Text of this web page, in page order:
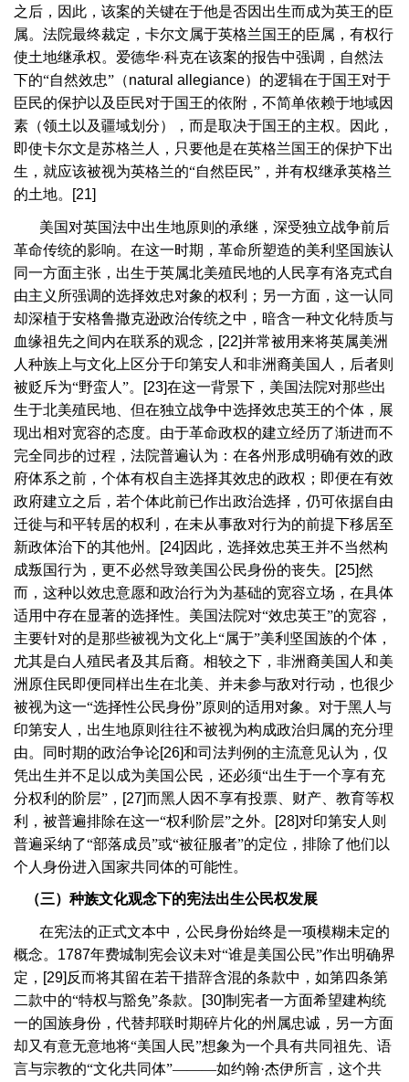
之后，因此，该案的关键在于他是否因出生而成为英王的臣
属。法院最终裁定，卡尔文属于英格兰国王的臣属，有权行
使土地继承权。爱德华·科克在该案的报告中强调，自然法
下的“自然效忠”（natural allegiance）的逻辑在于国王对于
臣民的保护以及臣民对于国王的依附，不简单依赖于地域因
素（领土以及疆域划分），而是取决于国王的主权。因此，
即使卡尔文是苏格兰人，只要他是在英格兰国王的保护下出
生，就应该被视为英格兰的“自然臣民”，并有权继承英格兰
的土地。
[21]
美国对英国法中出生地原则的承继，深受独立战争前后
革命传统的影响。在这一时期，革命所塑造的美利坚国族认
同一方面主张，出生于英属北美殖民地的人民享有洛克式自
由主义所强调的选择效忠对象的权利；另一方面，这一认同
却深植于安格鲁撒克逊政治传统之中，暗含一种文化特质与
血缘祖先之间内在联系的观念， [22]并常被用来将英属美洲
人种族上与文化上区分于印第安人和非洲裔美国人，后者则
被贬斥为“野蛮人”。
[23]在这一背景下，美国法院对那些出
生于北美殖民地、但在独立战争中选择效忠英王的个体，展
现出相对宽容的态度。由于革命政权的建立经历了渐进而不
完全同步的过程，法院普遍认为：在各州形成明确有效的政
府体系之前，个体有权自主选择其效忠的政权；即便在有效
政府建立之后，若个体此前已作出政治选择，仍可依据自由
迁徙与和平转居的权利，在未从事敌对行为的前提下移居至
新政体治下的其他州。
[24] 因此，选择效忠英王并不当然构
成叛国行为，更不必然导致美国公民身份的丧失。
[25]然
而，这种以效忠意愿和政治行为为基础的宽容立场，在具体
适用中存在显著的选择性。美国法院对“效忠英王”的宽容，
主要针对的是那些被视为文化上“属于”美利坚国族的个体，
尤其是白人殖民者及其后裔。相较之下，非洲裔美国人和美
洲原住民即便同样出生在北美、并未参与敌对行动，也很少
被视为这一“选择性公民身份”原则的适用对象。对于黑人与
印第安人，出生地原则往往不被视为构成政治归属的充分理
由。同时期的政治争论[26]和司法判例的主流意见认为，仅
凭出生并不足以成为美国公民，还必须“出生于一个享有充
分权利的阶层”， [27]而黑人因不享有投票、财产、教育等权
利，被普遍排除在这一“权利阶层”之外。
[28]对印第安人则
普遍采纳了“部落成员”或“被征服者”的定位，排除了他们以
个人身份进入国家共同体的可能性。
（三）种族文化观念下的宪法出生公民权发展
在宪法的正式文本中，公民身份始终是一项模糊未定的
概念。 1787年费城制宪会议未对“谁是美国公民”作出明确界
定， [29] 反而将其留在若干措辞含混的条款中，如第四条第
二款中的“特权与豁免”条款。
[30]制宪者一方面希望建构统
一的国族身份，代替邦联时期碎片化的州属忠诚，另一方面
却又有意无意地将“美国人民”想象为一个具有共同祖先、语
言与宗教的“文化共同体”———如约翰·杰伊所言，这个共